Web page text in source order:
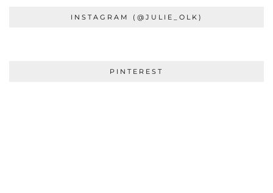
INSTAGRAM (@JULIE_OLK)
PINTEREST